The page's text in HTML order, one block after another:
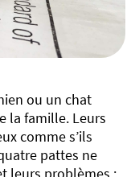
ou un chat
la famille. Leurs
comme s’ils
pattes ne